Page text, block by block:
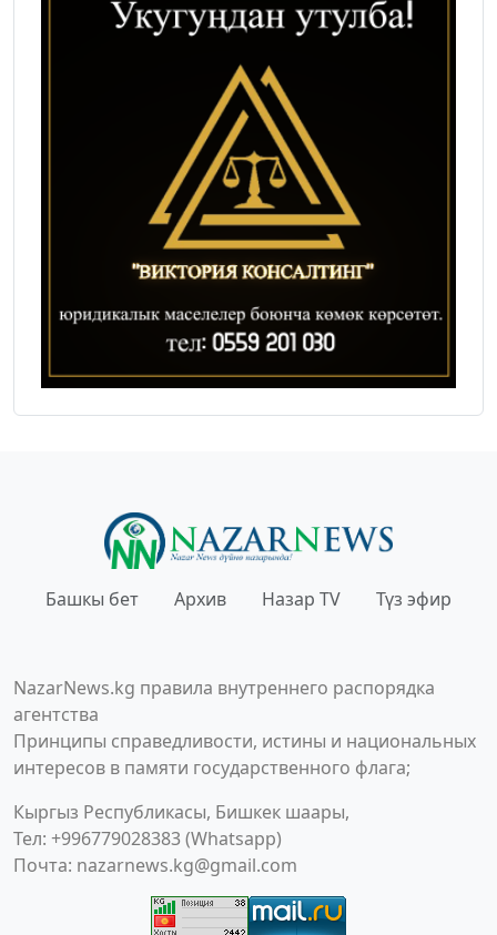
Башкы бет Архив Назар TV Түз эфир
NazarNews.kg правила внутреннего распорядка
агентства
Принципы справедливости, истины и национальных
интересов в памяти государственного флага;
Кыргыз Республикасы, Бишкек шаары,
Тел: +996779028383 (Whatsapp)
Почта: nazarnews.kg@gmail.com